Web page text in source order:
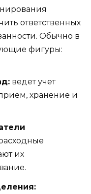
ответственных
Обычно в
фигуры:
ведет учет
хранение и
их